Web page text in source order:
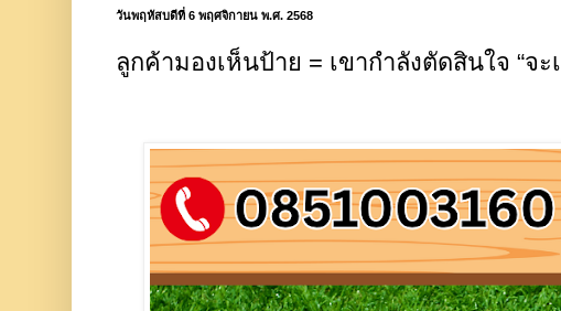
วันพฤหัสบดีที่ 6 พฤศจิกายน พ.ศ. 2568
ลูกค้ามองเห็นป้าย = เขากำลังตัดสินใจ “จ